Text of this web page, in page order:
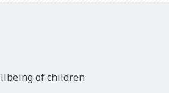
of children